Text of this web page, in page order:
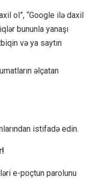
ol”, “Google ilə daxil
bununla yanaşı
və ya saytın
əlçatan
istifadə edin.
e-poçtun parolunu